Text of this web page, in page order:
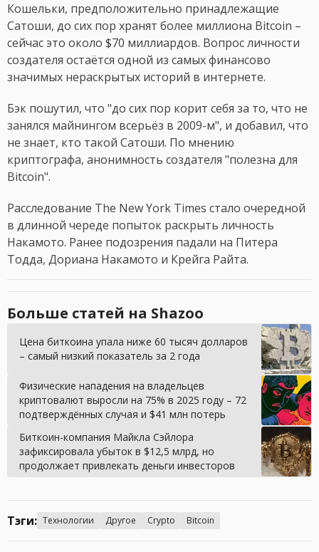
Кошельки, предположительно принадлежащие
Сатоши, до сих пор хранят более миллиона Bitcoin –
сейчас это около $70 миллиардов. Вопрос личности
создателя остаётся одной из самых финансово
значимых нераскрытых историй в интернете.
Бэк пошутил, что "до сих пор корит себя за то, что не
занялся майнингом всерьёз в 2009-м", и добавил, что
не знает, кто такой Сатоши. По мнению
криптографа, анонимность создателя "полезна для
Bitcoin".
Расследование The New York Times стало очередной
в длинной череде попыток раскрыть личность
Накамото. Ранее подозрения падали на Питера
Тодда, Дориана Накамото и Крейга Райта.
Больше статей на Shazoo
Цена биткоина упала ниже 60 тысяч долларов
– самый низкий показатель за 2 года
Физические нападения на владельцев
криптовалют выросли на 75% в 2025 году – 72
подтверждённых случая и $41 млн потерь
Биткоин-компания Майкла Сэйлора
зафиксировала убыток в $12,5 млрд, но
продолжает привлекать деньги инвесторов
Тэги: Технологии Другое Crypto Bitcoin